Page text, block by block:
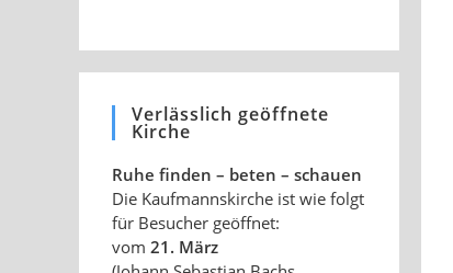
Verlässlich geöffnete
Kirche
Ruhe finden – beten – schauen
Die Kaufmannskirche ist wie folgt
für Besucher geöffnet:
vom 21. März